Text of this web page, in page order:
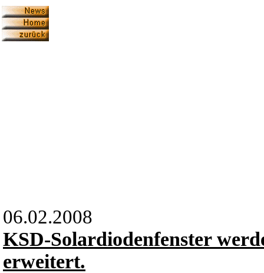
06.02.2008
KSD-Solardiodenfenster
erweitert.